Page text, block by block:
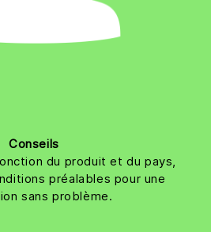
Conseils
du produit et du pays,
préalables pour une
sans problème.